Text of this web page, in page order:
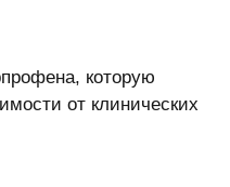
которую
от клинических